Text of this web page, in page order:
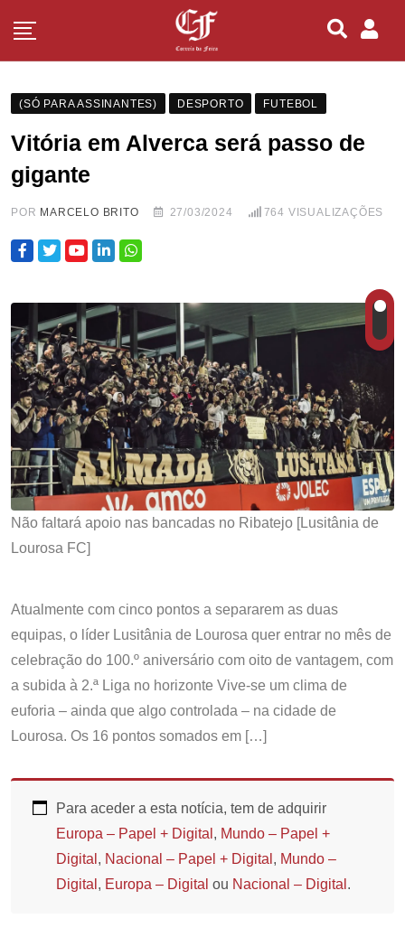
(SÓ PARA ASSINANTES) DESPORTO FUTEBOL
Vitória em Alverca será passo de
gigante
POR MARCELO BRITO 27/03/2024 764 VISUALIZAÇÕES
Não faltará apoio nas bancadas no Ribatejo [Lusitânia de
Lourosa FC]
Atualmente com cinco pontos a separarem as duas
equipas, o líder Lusitânia de Lourosa quer entrar no mês de
celebração do 100.º aniversário com oito de vantagem, com
a subida à 2.ª Liga no horizonte Vive-se um clima de
euforia – ainda que algo controlada – na cidade de
Lourosa. Os 16 pontos somados em […]
Para aceder a esta notícia, tem de adquirir
Europa – Papel + Digital , Mundo – Papel +
Digital , Nacional – Papel + Digital , Mundo –
Digital , Europa – Digital ou Nacional – Digital .